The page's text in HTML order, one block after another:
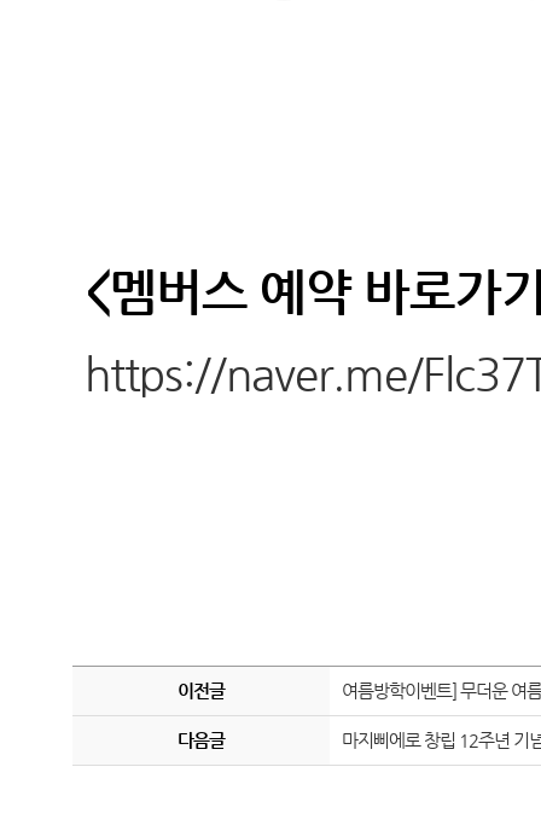
<멤버스 예약 바로가
https://naver.me/
이전글 여름방학이벤트] 무더운 여
다음글 마지삐에로 창립 12주년 기